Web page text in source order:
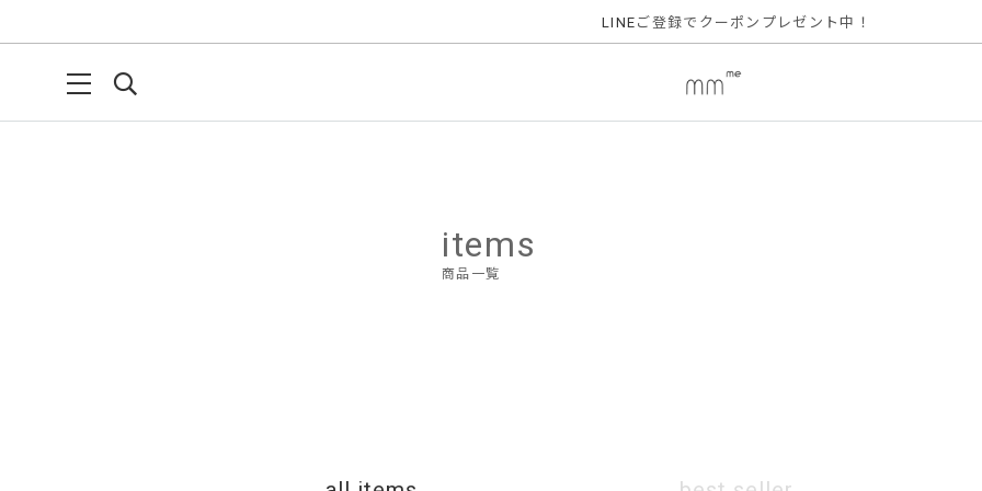
LINE ご登録でクーポンプレゼント中！
items
商品一覧